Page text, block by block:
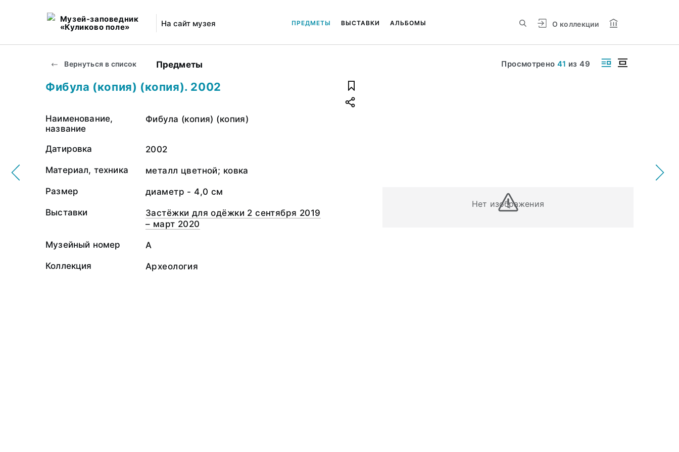
Музей-заповедник
«Куликово поле»
На сайт музея О коллекции
ПРЕДМЕТЫ ВЫСТАВКИ АЛЬБОМЫ
Вернуться в список Предметы Просмотрено 41 из49
Нет изображения
Фибула (копия) (копия). 2002
Наименование,
название
Фибула (копия) (копия)
Датировка 2002
Материал, техника металл цветной; ковка
Размер диаметр - 4,0 см
Выставки
Застёжки для одёжки 2 сентября 2019
– март 2020
Музейный номер А
Коллекция Археология